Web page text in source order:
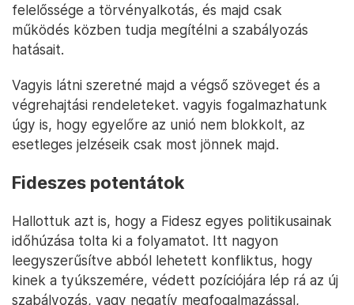
felelőssége a törvényalkotás, és majd csak
működés közben tudja megítélni a szabályozás
hatásait.
Vagyis látni szeretné majd a végső szöveget és a
végrehajtási rendeleteket. vagyis fogalmazhatunk
úgy is, hogy egyelőre az unió nem blokkolt, az
esetleges jelzéseik csak most jönnek majd.
Fideszes potentátok
Hallottuk azt is, hogy a Fidesz egyes politikusainak
időhúzása tolta ki a folyamatot. Itt nagyon
leegyszerűsítve abból lehetett konfliktus, hogy
kinek a tyúkszemére, védett pozíciójára lép rá az új
szabályozás, vagy negatív megfogalmazással,